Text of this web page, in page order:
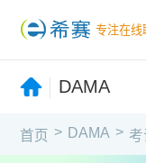
专注在线
DAMA
首页 > DAMA > 考